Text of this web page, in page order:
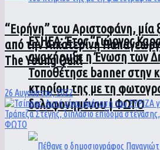
ΕΣΗΕΑ: Έτος “Γιώργος
ανακήρυξε η Ένωση των
Τοποθέτησε banner στην
κτηρίου της με τη
δολοφονημένου | ΦΩΤΟ
“Ειρήνη” του Αριστοφάνη, μία
από την Αικατερίνη
The Υoung Quill
26 Αυγούστου, 2022